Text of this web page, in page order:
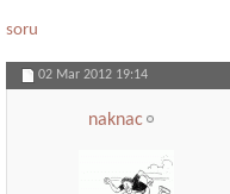
soru
02 Mar 2012 19:14
naknac